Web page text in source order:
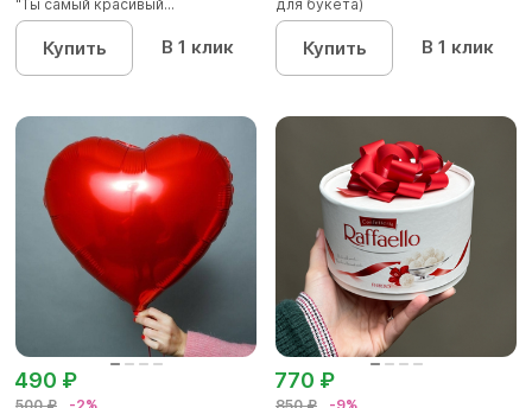
"Ты самый красивый...
Купить В 1 клик
для букета)
Купить В 1 клик
490 ₽ 770 ₽